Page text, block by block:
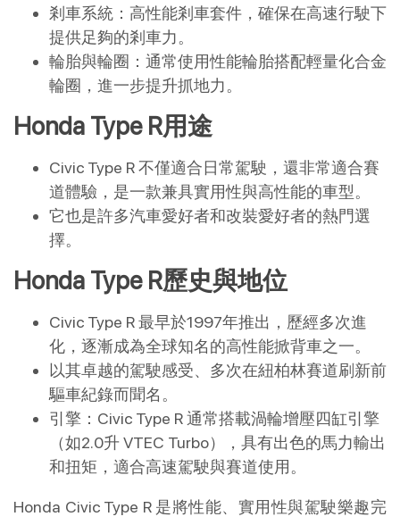
剎車系統：高性能剎車套件，確保在高速行駛下
提供足夠的剎車力。
輪胎與輪圈：通常使用性能輪胎搭配輕量化合金
輪圈，進一步提升抓地力。
Honda Type R用途
Civic Type R 不僅適合日常駕駛，還非常適合賽
道體驗，是一款兼具實用性與高性能的車型。
它也是許多汽車愛好者和改裝愛好者的熱門選
擇。
Honda Type R歷史與地位
Civic Type R 最早於1997年推出，歷經多次進
化，逐漸成為全球知名的高性能掀背車之一。
以其卓越的駕駛感受、多次在紐柏林賽道刷新前
驅車紀錄而聞名。
引擎：Civic Type R 通常搭載渦輪增壓四缸引擎
（如2.0升 VTEC Turbo），具有出色的馬力輸出
和扭矩，適合高速駕駛與賽道使用。
Honda Civic Type R 是將性能、實用性與駕駛樂趣完